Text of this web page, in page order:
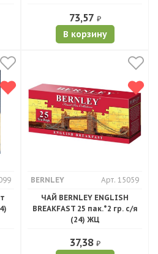
73,57 ₽
В корзину
BERNLEY
Арт. 15059
ЧАЙ BERNLEY ENGLISH
BREAKFAST 25 пак.*2 гр. с/я
(24) ЖЦ
37,38 ₽